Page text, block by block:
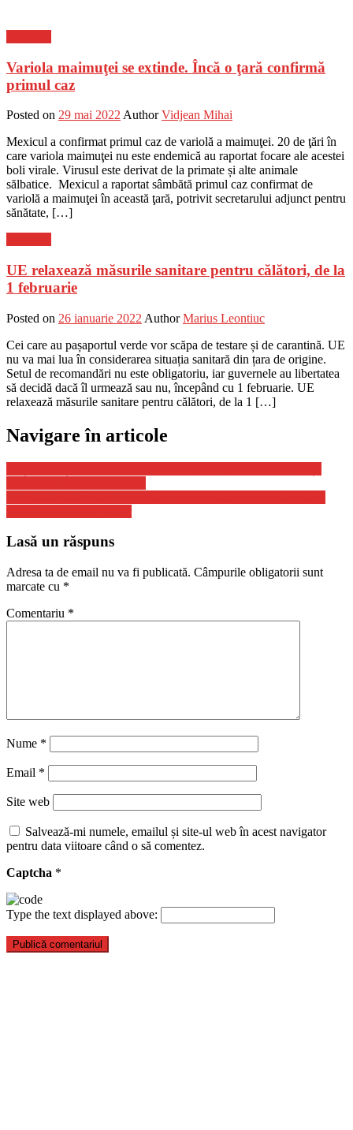
Variola maimuţei se extinde. Încă o ţară confirmă
primul caz
Posted on 29 mai 2022Author Vidjean Mihai
Mexicul a confirmat primul caz de variolă a maimuţei. 20 de ţări în
care variola maimuţei nu este endemică au raportat focare ale acestei
boli virale. Virusul este derivat de la primate și alte animale
sălbatice. Mexicul a raportat sâmbătă primul caz confirmat de
variolă a maimuţei în această ţară, potrivit secretarului adjunct pentru
sănătate, […]
UE relaxează măsurile sanitare pentru călători, de la
1 februarie
Posted on 26 ianuarie 2022 Author Marius Leontiuc
Cei care au pașaportul verde vor scăpa de testare și de carantină. UE
nu va mai lua în considerarea situația sanitară din țara de origine.
Setul de recomandări nu este obligatoriu, iar guvernele au libertatea
să decidă dacă îl urmează sau nu, începând cu 1 februarie. UE
relaxează măsurile sanitare pentru călători, de la 1 […]
Navigare în articole
Lasă un răspuns
Adresa ta de email nu va fi publicată. Câmpurile obligatorii sunt
marcate cu *
Comentariu *
Nume *
Email *
Site web
Salvează-mi numele, emailul și site-ul web în acest navigator
pentru data viitoare când o să comentez.
Captcha *
Type the text displayed above: